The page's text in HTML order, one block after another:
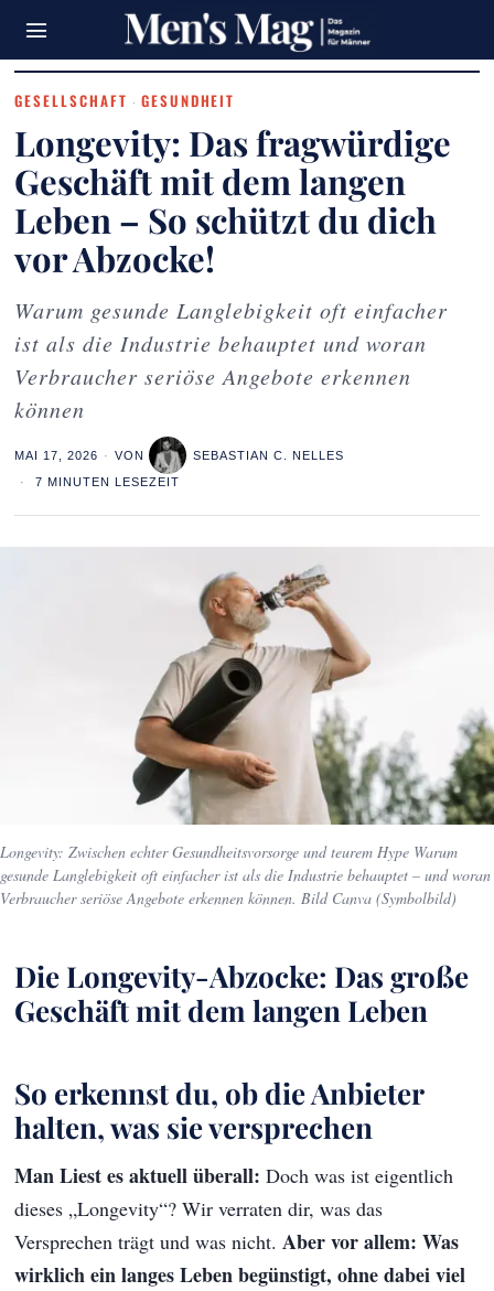
GESELLSCHAFT · GESUNDHEIT
Longevity: Das fragwürdige
Geschäft mit dem langen
Leben – So schützt du dich
vor Abzocke!
Warum gesunde Langlebigkeit oft einfacher
ist als die Industrie behauptet und woran
Verbraucher seriöse Angebote erkennen
können
MAI 17, 2026 VON SEBASTIAN C. NELLES
7 MINUTEN LESEZEIT
Longevity: Zwischen echter Gesundheitsvorsorge und teurem Hype Warum
gesunde Langlebigkeit oft einfacher ist als die Industrie behauptet – und woran
Verbraucher seriöse Angebote erkennen können. Bild Canva (Symbolbild)
Die Longevity-Abzocke: Das große
Geschäft mit dem langen Leben
So erkennst du, ob die Anbieter
halten, was sie versprechen
Man Liest es aktuell überall: Doch was ist eigentlich
dieses „Longevity“? Wir verraten dir, was das
Versprechen trägt und was nicht.Aber vor allem: Was
wirklich ein langes Leben begünstigt, ohne dabei viel